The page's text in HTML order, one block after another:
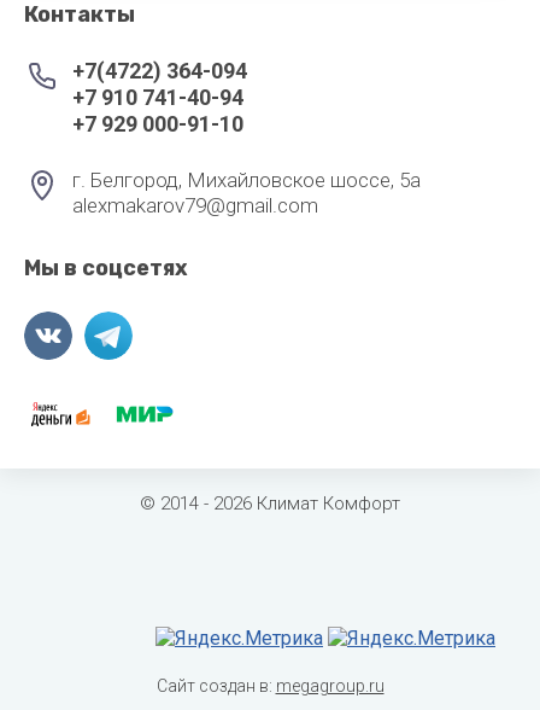
Контакты
+7(4722) 364-094
+7 910 741-40-94
+7 929 000-91-10
г. Белгород, Михайловское шоссе, 5а
alexmakarov79@gmail.com
Мы в соцсетях
© 2014 - 2026 Климат Комфорт
Сайт создан в: megagroup.ru